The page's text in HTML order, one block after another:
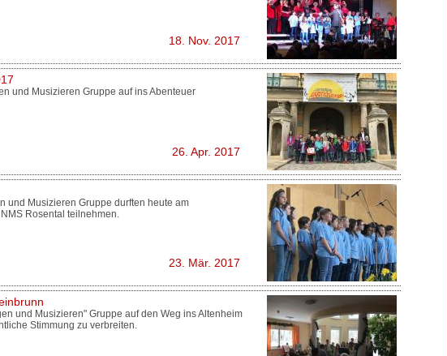
18. Nov. 2017
und Musizieren Gruppe auf ins Abenteuer
26. Apr. 2017
und Musizieren Gruppe durften heute am
Rosental teilnehmen.
23. Mär. 2017
und Musizieren" Gruppe auf den Weg ins Altenheim
Stimmung zu verbreiten.